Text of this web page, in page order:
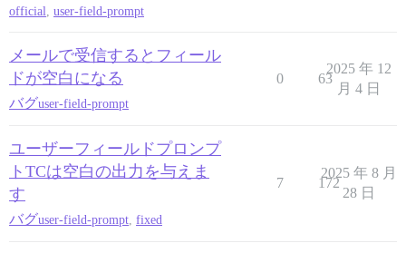
official, user-field-prompt
メールで受信するとフィール
ドが空白になる
バグuser-field-prompt
0 63
2025 年 12
月 4 日
ユーザーフィールドプロンプ
トTCは空白の出力を与えま
す
バグuser-field-prompt fixed
7 172
2025 年 8 月
28 日